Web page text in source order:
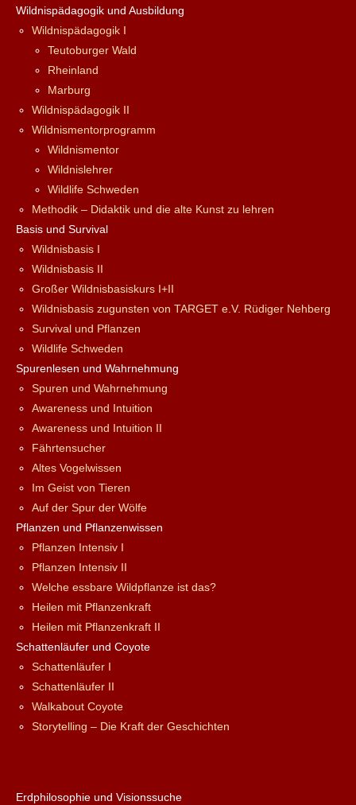
Wildnispädagogik und Ausbildung
Wildnispädagogik I
Teutoburger Wald
Rheinland
Marburg
Wildnispädagogik II
Wildnismentorprogramm
Wildnismentor
Wildnislehrer
Wildlife Schweden
Methodik – Didaktik und die alte Kunst zu lehren
Basis und Survival
Wildnisbasis I
Wildnisbasis II
Großer Wildnisbasiskurs I+II
Wildnisbasis zugunsten von TARGET e.V. Rüdiger Nehberg
Survival und Pflanzen
Wildlife Schweden
Spurenlesen und Wahrnehmung
Spuren und Wahrnehmung
Awareness und Intuition
Awareness und Intuition II
Fährtensucher
Altes Vogelwissen
Im Geist von Tieren
Auf der Spur der Wölfe
Pflanzen und Pflanzenwissen
Pflanzen Intensiv I
Pflanzen Intensiv II
Welche essbare Wildpflanze ist das?
Heilen mit Pflanzenkraft
Heilen mit Pflanzenkraft II
Schattenläufer und Coyote
Schattenläufer I
Schattenläufer II
Walkabout Coyote
Storytelling – Die Kraft der Geschichten
Erdphilosophie und Visionssuche